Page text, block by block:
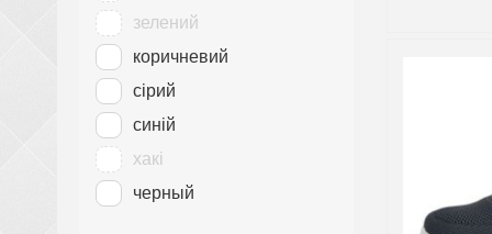
зелений
коричневий
сірий
синій
хакі
черный